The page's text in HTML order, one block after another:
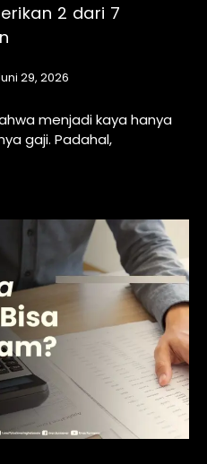
2 dari 7
29, 2026
menjadi kaya hanya
gaji. Padahal,